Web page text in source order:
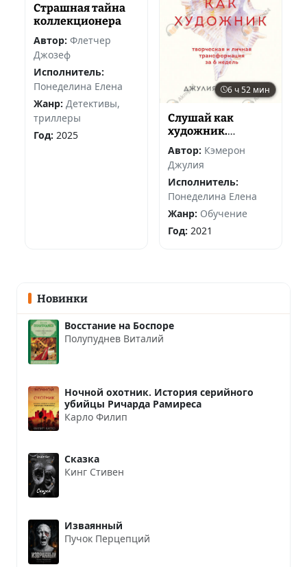
Страшная тайна
коллекционера
Автор: Флетчер
Джозеф
Исполнитель:
Понеделина Елена
Жанр: Детективы,
триллеры
Год: 2025
6 ч 52 мин
Слушай как
художник.
Творческая и
личная
трансформация за
6 недель
Автор: Кэмерон
Джулия
Исполнитель:
Понеделина Елена
Жанр: Обучение
Год: 2021
Новинки
Восстание на Боспоре
Полупуднев Виталий
Ночной охотник. История серийного
убийцы Ричарда Рамиреса
Карло Филип
Сказка
Кинг Стивен
Изваянный
Пучок Перцепций